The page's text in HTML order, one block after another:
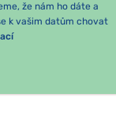
že nám ho dáte a
k vašim datům chovat
ALE